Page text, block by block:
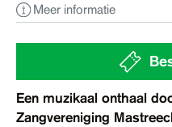
Ruimte huren
Contact
Toegankelijkheid
Meer informatie
Een muzikaal onthaal
Zangvereniging